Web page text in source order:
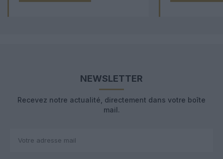
NEWSLETTER
Recevez notre actualité, directement dans votre boîte
mail.